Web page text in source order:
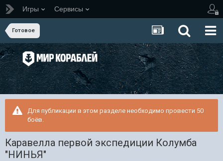
Игры Сервисы
Готовое
Для публикации в этом разделе необходимо провести 50
боёв.
Каравелла первой экспедиции Колумба
"НИНЬЯ"